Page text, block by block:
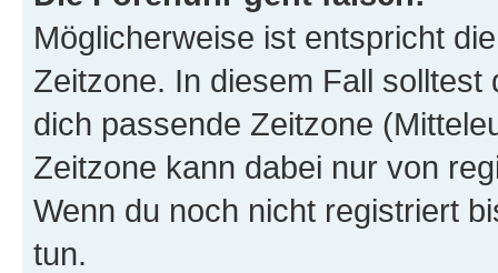
Möglicherweise ist entspricht
Zeitzone. In diesem Fall solltest
dich passende Zeitzone
Zeitzone kann dabei nur von
Wenn du noch nicht registriert
tun.